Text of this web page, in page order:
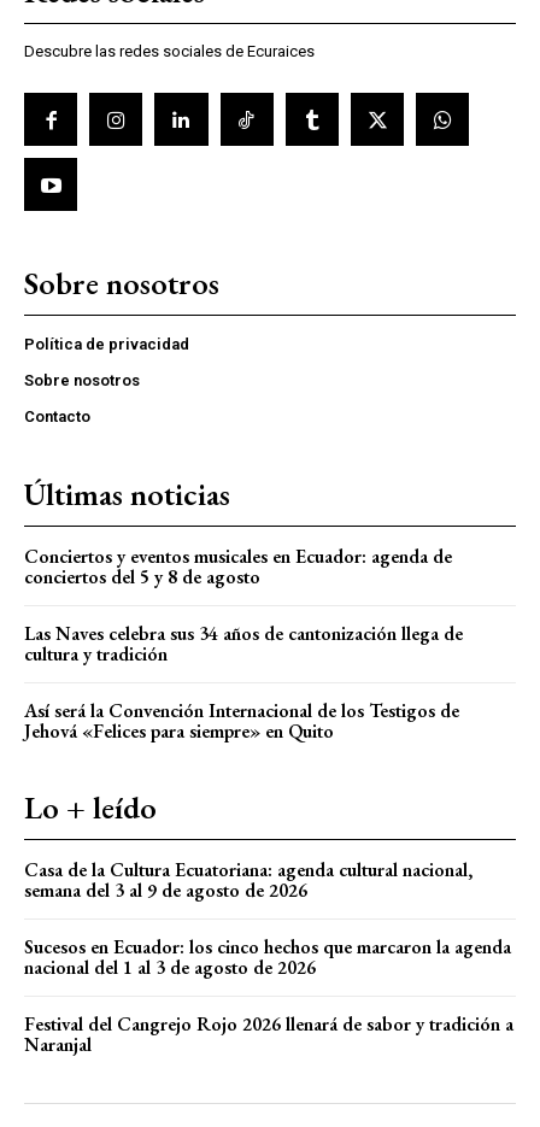
Descubre las redes sociales de Ecuraices
Sobre nosotros
Política de privacidad
Sobre nosotros
Contacto
Últimas noticias
Conciertos y eventos musicales en Ecuador: agenda de
conciertos del 5 y 8 de agosto
Las Naves celebra sus 34 años de cantonización llega de
cultura y tradición
Así será la Convención Internacional de los Testigos de
Jehová «Felices para siempre» en Quito
Lo + leído
Casa de la Cultura Ecuatoriana: agenda cultural nacional,
semana del 3 al 9 de agosto de 2026
Sucesos en Ecuador: los cinco hechos que marcaron la agenda
nacional del 1 al 3 de agosto de 2026
Festival del Cangrejo Rojo 2026 llenará de sabor y tradición a
Naranjal